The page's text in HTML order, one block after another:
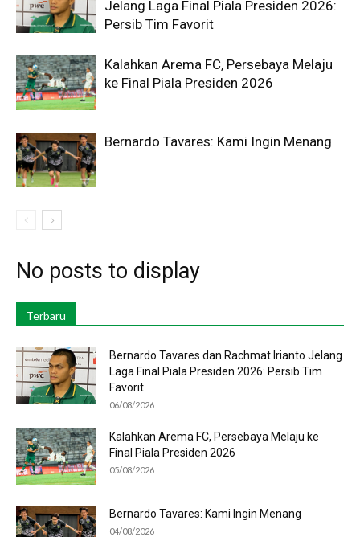
Jelang Laga Final Piala Presiden 2026:
Persib Tim Favorit
Kalahkan Arema FC, Persebaya Melaju
ke Final Piala Presiden 2026
Bernardo Tavares: Kami Ingin Menang
No posts to display
Terbaru
Bernardo Tavares dan Rachmat Irianto Jelang
Laga Final Piala Presiden 2026: Persib Tim
Favorit
06/08/2026
Kalahkan Arema FC, Persebaya Melaju ke
Final Piala Presiden 2026
05/08/2026
Bernardo Tavares: Kami Ingin Menang
04/08/2026